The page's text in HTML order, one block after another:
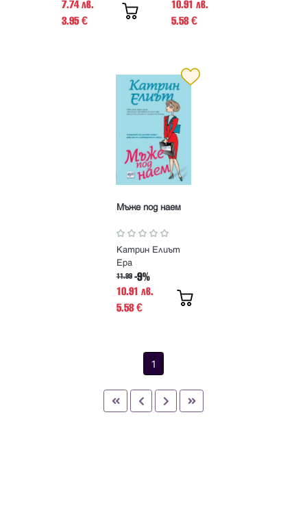
7.74 лв.
3.95 €
10.91 лв.
5.58€
Мъже под наем
Катрин Елиът
Ера
11.99 -9%
10.91 лв.
5.58€
1